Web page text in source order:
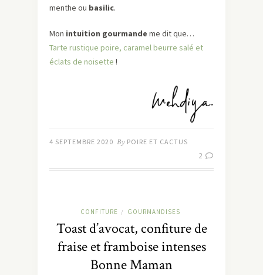
menthe ou basilic.
Mon intuition gourmande me dit que…
Tarte rustique poire, caramel beurre salé et
éclats de noisette !
4 SEPTEMBRE 2020 By POIRE ET CACTUS
2
CONFITURE / GOURMANDISES
Toast d’avocat, confiture de
fraise et framboise intenses
Bonne Maman